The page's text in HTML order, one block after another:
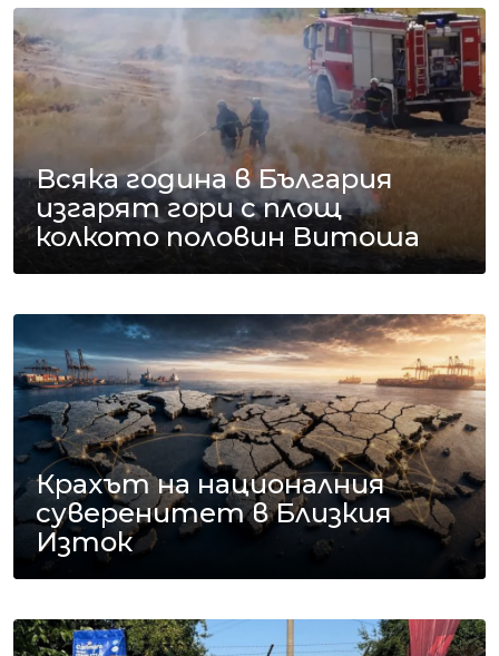
Всяка година в България
изгарят гори с площ
колкото половин Витоша
Крахът на националния
суверенитет в Близкия
Изток